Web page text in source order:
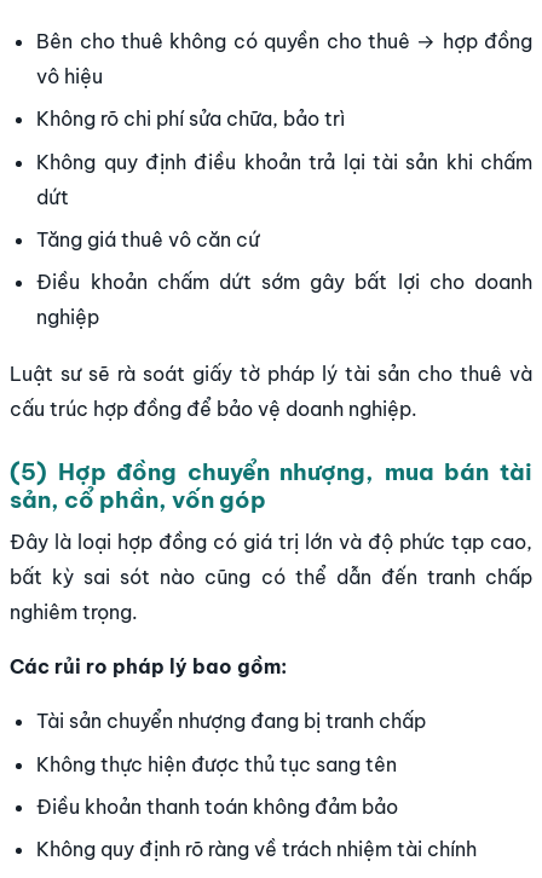
Bên cho thuê không có quyền cho thuê → hợp đồng
vô hiệu
Không rõ chi phí sửa chữa, bảo trì
Không quy định điều khoản trả lại tài sản khi chấm
dứt
Tăng giá thuê vô căn cứ
Điều khoản chấm dứt sớm gây bất lợi cho doanh
nghiệp
Luật sư sẽ rà soát giấy tờ pháp lý tài sản cho thuê và
cấu trúc hợp đồng để bảo vệ doanh nghiệp.
(5) Hợp đồng chuyển nhượng, mua bán tài
sản, cổ phần, vốn góp
Đây là loại hợp đồng có giá trị lớn và độ phức tạp cao,
bất kỳ sai sót nào cũng có thể dẫn đến tranh chấp
nghiêm trọng.
Các rủi ro pháp lý bao gồm:
Tài sản chuyển nhượng đang bị tranh chấp
Không thực hiện được thủ tục sang tên
Điều khoản thanh toán không đảm bảo
Không quy định rõ ràng về trách nhiệm tài chính